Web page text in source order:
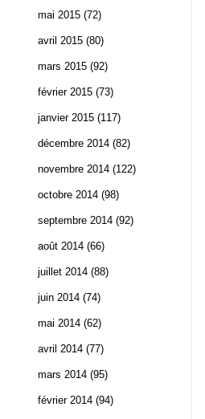
mai 2015 (72)
avril 2015 (80)
mars 2015 (92)
février 2015 (73)
janvier 2015 (117)
décembre 2014 (82)
novembre 2014 (122)
octobre 2014 (98)
septembre 2014 (92)
août 2014 (66)
juillet 2014 (88)
juin 2014 (74)
mai 2014 (62)
avril 2014 (77)
mars 2014 (95)
février 2014 (94)